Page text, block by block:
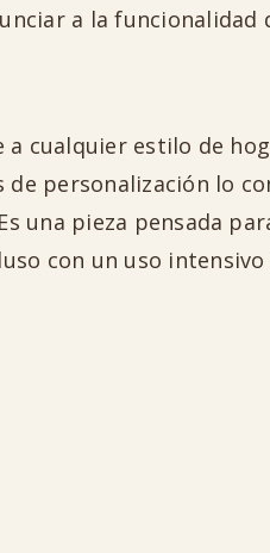
a la funcionalidad
cualquier estilo de
personalización lo
una pieza pensada
con un uso